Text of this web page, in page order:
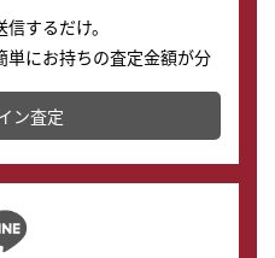
するだけ。
にお持ちの査定金額が分
ン査定